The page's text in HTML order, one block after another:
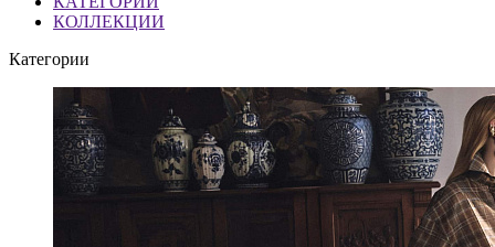
КОЛЛЕКЦИИ
Категории